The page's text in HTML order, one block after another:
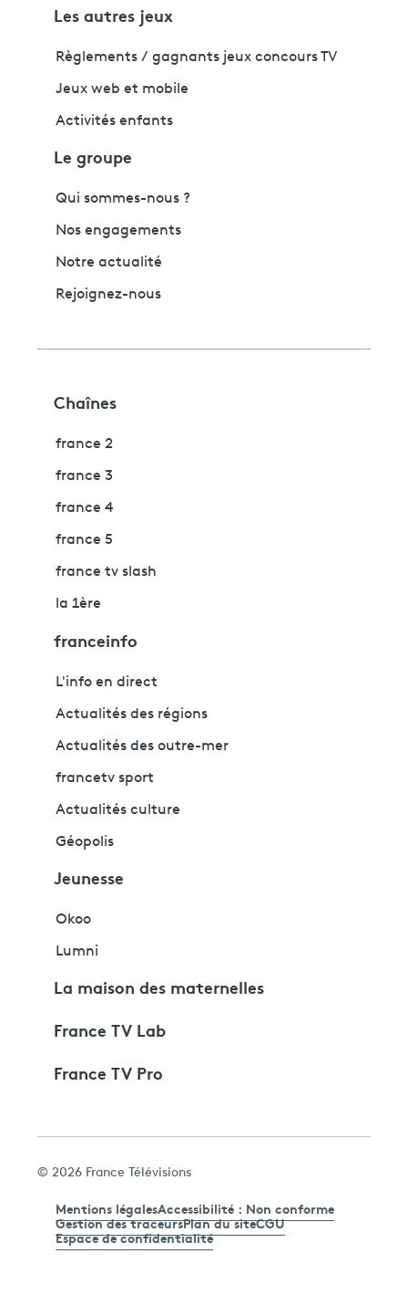
Les autres jeux
Règlements / gagnants jeux concours TV
Jeux web et mobile
Activités enfants
Le groupe
Qui sommes-nous ?
Nos engagements
Notre actualité
Rejoignez-nous
Chaînes
france 2
france 3
france 4
france 5
france tv slash
la 1ère
franceinfo
L'info en direct
Actualités des régions
Actualités des outre-mer
francetv sport
Actualités culture
Géopolis
Jeunesse
Okoo
Lumni
La maison des maternelles
France TV Lab
France TV Pro
© 2026 France Télévisions
Mentions légalesAccessibilité : Non conforme
Gestion des traceursPlan du siteCGU
Espace de confidentialité